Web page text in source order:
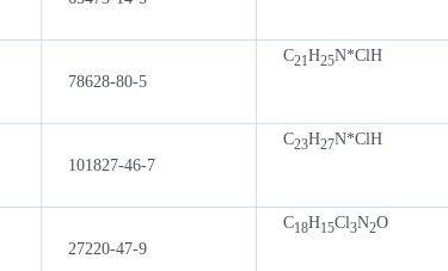
78628-80-5
C21H25N*ClH
101827-46-7
C23H27N*ClH
27220-47-9
C18H15Cl3N2O